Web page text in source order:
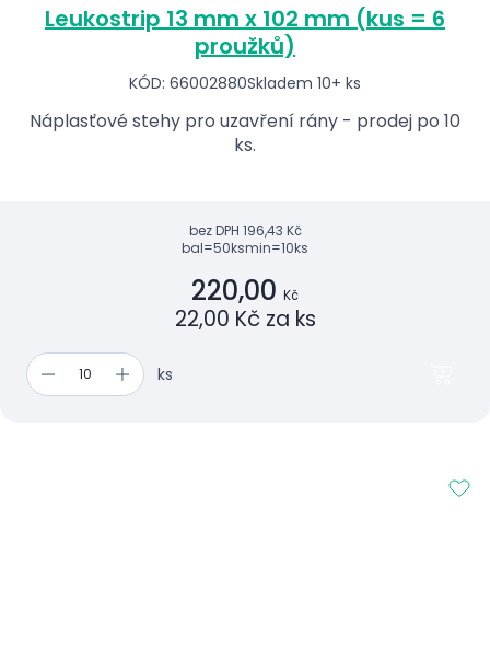
Leukostrip 13 mm x 102 mm (kus = 6
proužků)
KÓD: 66002880Skladem 10+ ks
Náplasťové stehy pro uzavření rány - prodej po 10
ks.
bez DPH 196,43 Kč
bal=50ksmin=10ks
220,00 Kč
22,00 Kč za ks
ks